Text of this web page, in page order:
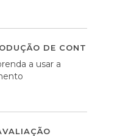
DE CONTEÚDOS
a usar a